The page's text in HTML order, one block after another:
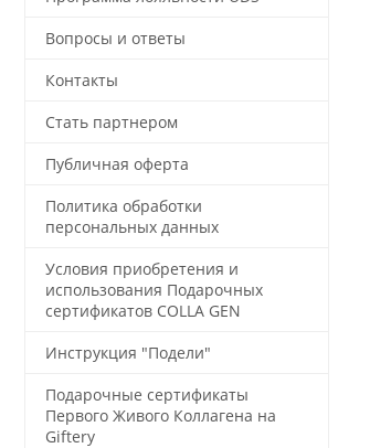
Вопросы и ответы
Контакты
Стать партнером
Публичная оферта
Политика обработки
персональных данных
Условия приобретения и
использования Подарочных
сертификатов COLLA GEN
Инструкция "Подели"
Подарочные сертификаты
Первого Живого Коллагена на
Giftery